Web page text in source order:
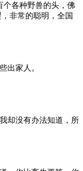
个各种野兽的头，佛
非常的聪明，全国
出家人。
却没有办法知道，所